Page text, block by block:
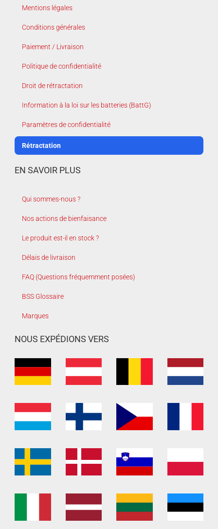
Mentions légales
Conditions générales
Paiement / Livraison
Politique de confidentialité
Droit de rétractation
Information à la loi sur les batteries (BattG)
Paramètres de confidentialité
Rétractation
EN SAVOIR PLUS
Qui sommes-nous ?
Nos actions de bienfaisance
Le produit est-il en stock ?
Délais de livraison
FAQ (Questions fréquemment posées)
BSS Glossaire
Marques
NOUS EXPÉDIONS VERS